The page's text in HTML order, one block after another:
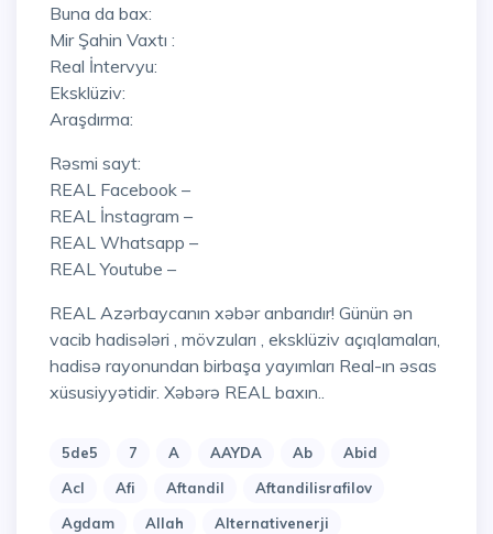
Buna da bax:
Mir Şahin Vaxtı :
Real İntervyu:
Eksklüziv:
Araşdırma:
Rəsmi sayt:
REAL Facebook –
REAL İnstagram –
REAL Whatsapp –
REAL Youtube –
REAL Azərbaycanın xəbər anbarıdır! Günün ən
vacib hadisələri , mövzuları , eksklüziv açıqlamaları,
hadisə rayonundan birbaşa yayımları Real-ın əsas
xüsusiyyətidir. Xəbərə REAL baxın..
5de5 7 A AAYDA Ab
Abid
Acl
Afi Aftandil
Aftandilisrafilov
Agdam
Allah
Alternativenerji